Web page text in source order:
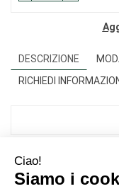
DESCRIZIONE
RICHIEDI